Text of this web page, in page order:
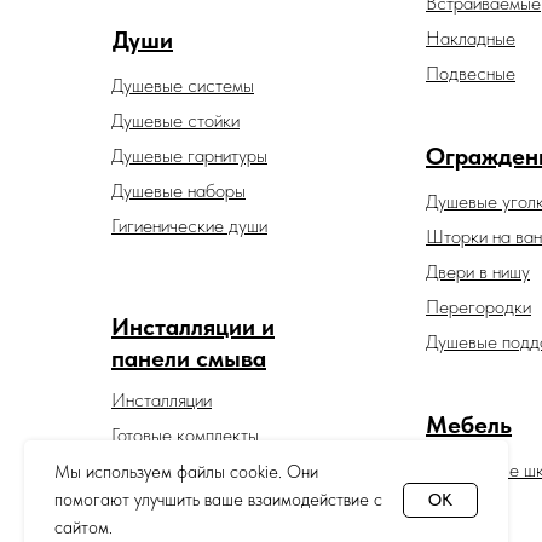
Мы используем файлы cookie. Они
помогают улучшить ваше взаимодействие с
сайтом.
OK
Души
Душевые гарнитуры
Душевые системы
Гигиенические души
Душевые наборы
Накладные
Подвесные
Зеркальные
Мебель
Душевые
Шторки на
Двери в нишу
Перегородки
Душевые стойки
Душевые
Инсталляции и
панели смыва
Инсталляции
Готовые комплекты
Панели смыва